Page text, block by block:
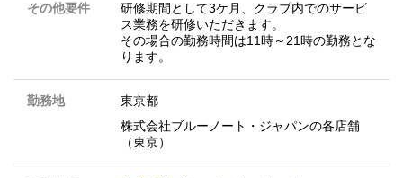
その他要件
研修期間として3ケ月、クラブ内でのサービ
ス業務を研修いただきます。
その場合の勤務時間は11時～21時の勤務とな
ります。
勤務地
東京都
株式会社ブルーノート・ジャパンの各店舗
（東京）